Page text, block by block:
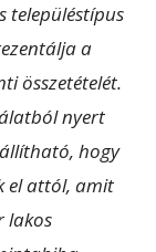
településtípus
a
összetételét.
nyert
hogy
el attól, amit
lakos